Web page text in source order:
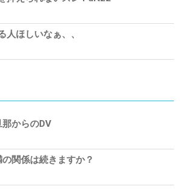
ほしいなぁ、、
からのDV
関係は続きますか？